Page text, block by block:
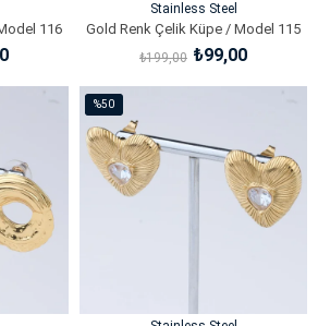
116
Stainless Steel
Gold Renk Çelik Küpe / Model 115
₺99,00
₺199,00
SEPETE EKLE
%50
İndirim
%50İndirim